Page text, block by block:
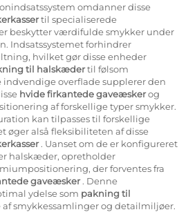
omdanner disse
til specialiserede
beskytter værdifulde smykker under
Indsatssystemet forhindrer
hvilket gør disse enheder
til halskædertil følsom
overflade supplerer den
hvide firkantede gaveæskerog
af forskellige typer smykker.
kan tilpasses til forskellige
øger alså fleksibiliteten af disse
. Uanset om de er konfigureret
halskæder, opretholder
der forventes fra
gaveæsker. Denne
ydelse som pakning til
af smykkessamlinger og detailmiljøer.